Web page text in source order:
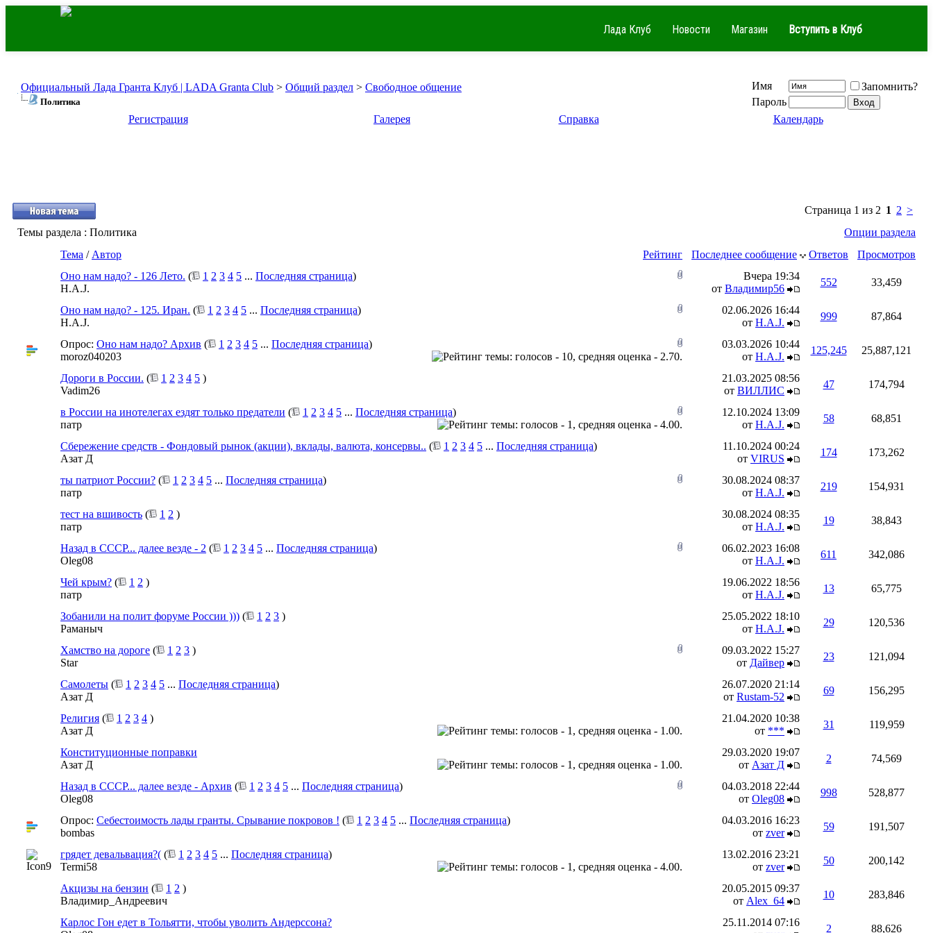
Лада Клуб Новости Магазин Вступить в Клуб
Официальный Лада Гранта Клуб | LADA Granta Club > Общий раздел > Свободное общение
Политика
Имя
Запомнить?
Пароль
Регистрация
Галерея Справка Календарь
Страница 1 из 2 1 2 >
Темы раздела : Политика
Опции раздела
Рейтинг
Тема / Автор Последнее сообщение Ответов
Просмотров
Оно нам надо? - 126 Лето. ( 1 2 3 4 5 ... Последняя страница)
H.A.J.
Вчера 19:34
от Владимир56
552 33,459
Оно нам надо? - 125. Иран. ( 1 2 3 4 5 ... Последняя страница)
H.A.J.
02.06.2026 16:44
от H.A.J.
999 87,864
Опрос: Оно нам надо? Архив ( 1 2 3 4 5 ... Последняя страница)
moroz040203
03.03.2026 10:44
от H.A.J.
125,245 25,887,121
Дороги в России. ( 1 2 3 4 5 )
Vadim26
21.03.2025 08:56
от ВИЛЛИС
47 174,794
в России на инотелегах ездят только предатели ( 1 2 3 4 5 ... Последняя страница)
патр
12.10.2024 13:09
от H.A.J.
58 68,851
Сбережение средств - Фондовый рынок (акции), вклады, валюта, консервы.. ( 1 2 3 4 5 ... Последняя страница)
Азат Д
11.10.2024 00:24
от VIRUS
174 173,262
ты патриот России? ( 1 2 3 4 5 ... Последняя страница)
патр
30.08.2024 08:37
от H.A.J.
219 154,931
тест на вшивость ( 1 2 )
патр
30.08.2024 08:35
от H.A.J.
19 38,843
Назад в СССР... далее везде - 2 ( 1 2 3 4 5 ... Последняя страница)
Oleg08
06.02.2023 16:08
от H.A.J.
611 342,086
Чей крым? ( 1 2 )
патр
19.06.2022 18:56
от H.A.J.
13 65,775
Зобанили на полит форуме России ))) ( 1 2 3 )
Раманыч
25.05.2022 18:10
от H.A.J.
29 120,536
Хамство на дороге ( 1 2 3 )
Star
09.03.2022 15:27
от Дайвер
23 121,094
Самолеты ( 1 2 3 4 5 ... Последняя страница)
Азат Д
26.07.2020 21:14
от Rustam-52
69 156,295
Религия ( 1 2 3 4 )
Азат Д
21.04.2020 10:38
от ***
31 119,959
Конституционные поправки
Азат Д
29.03.2020 19:07
от Азат Д
2 74,569
Назад в СССР... далее везде - Архив ( 1 2 3 4 5 ... Последняя страница)
Oleg08
04.03.2018 22:44
от Oleg08
998 528,877
Опрос: Себестоимость лады гранты. Срывание покровов ! ( 1 2 3 4 5 ... Последняя страница)
bombas
04.03.2016 16:23
от zver
59 191,507
грядет девальвация?( ( 1 2 3 4 5 ... Последняя страница)
Termi58
13.02.2016 23:21
от zver
50 200,142
Акцизы на бензин ( 1 2 )
Владимир_Андреевич
20.05.2015 09:37
от Alex_64
10 283,846
Карлос Гон едет в Тольятти, чтобы уволить Андерссона?
25.11.2014 07:16
2 88,626